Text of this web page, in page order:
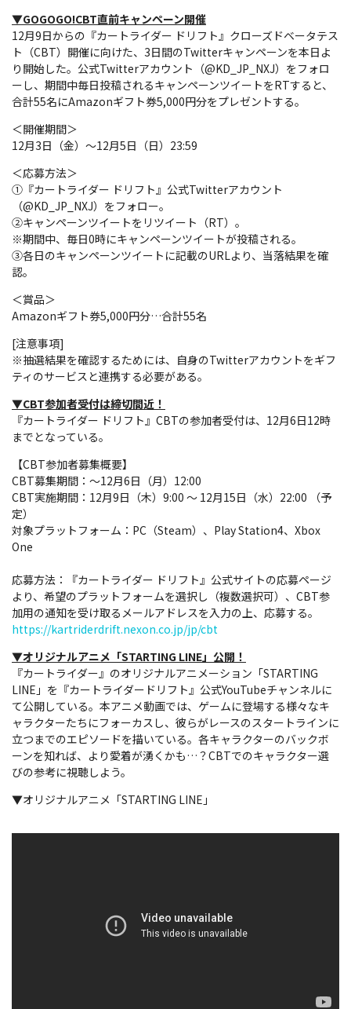
▼GOGOGO!CBT直前キャンペーン開催
12月9日からの『カートライダー ドリフト』クローズドベータテス
ト（CBT）開催に向けた、3日間のTwitterキャンペーンを本日よ
り開始した。公式Twitterアカウント（@KD_JP_NXJ）をフォロ
ーし、期間中毎日投稿されるキャンペーンツイートをRTすると、
合計55名にAmazonギフト券5,000円分をプレゼントする。
＜開催期間＞
12月3日（金）～12月5日（日）23:59
＜応募方法＞
①『カートライダー ドリフト』公式Twitterアカウント
（@KD_JP_NXJ）をフォロー。
②キャンペーンツイートをリツイート（RT）。
※期間中、毎日0時にキャンペーンツイートが投稿される。
③各日のキャンペーンツイートに記載のURLより、当落結果を確
認。
＜賞品＞
Amazonギフト券5,000円分…合計55名
[注意事項]
※抽選結果を確認するためには、自身のTwitterアカウントをギフ
ティのサービスと連携する必要がある。
▼CBT参加者受付は締切間近！
『カートライダー ドリフト』CBTの参加者受付は、12月6日12時
までとなっている。
【CBT参加者募集概要】
CBT募集期間：～12月6日（月）12:00
CBT実施期間：12月9日（木）9:00 ～ 12月15日（水）22:00 （予
定）
対象プラットフォーム：PC（Steam）、Play Station4、Xbox
One
応募方法：『カートライダー ドリフト』公式サイトの応募ページ
より、希望のプラットフォームを選択し（複数選択可）、CBT参
加用の通知を受け取るメールアドレスを入力の上、応募する。
https://kartriderdrift.nexon.co.jp/jp/cbt
▼オリジナルアニメ「STARTING LINE」公開！
『カートライダー』のオリジナルアニメーション「STARTING
LINE」を『カートライダードリフト』公式YouTubeチャンネルに
て公開している。本アニメ動画では、ゲームに登場する様々なキ
ャラクターたちにフォーカスし、彼らがレースのスタートラインに
立つまでのエピソードを描いている。各キャラクターのバックボ
ーンを知れば、より愛着が湧くかも…？CBTでのキャラクター選
びの参考に視聴しよう。
▼オリジナルアニメ「STARTING LINE」